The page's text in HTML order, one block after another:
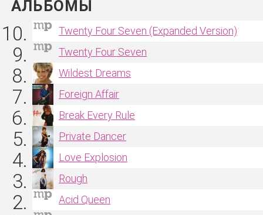
АЛЬБОМЫ
Twenty Four Seven (Expanded Version)
Twenty Four Seven
Wildest Dreams
Foreign Affair
Break Every Rule
Private Dancer
Love Explosion
Rough
Acid Queen